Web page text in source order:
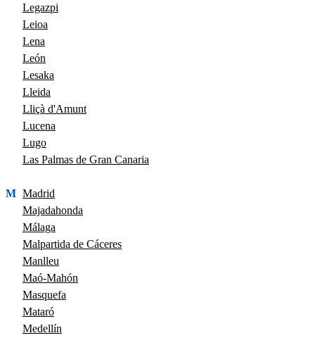
Legazpi
Leioa
Lena
León
Lesaka
Lleida
Lliçà d'Amunt
Lucena
Lugo
Las Palmas de Gran Canaria
M Madrid
Majadahonda
Málaga
Malpartida de Cáceres
Manlleu
Maó-Mahón
Masquefa
Mataró
Medellín